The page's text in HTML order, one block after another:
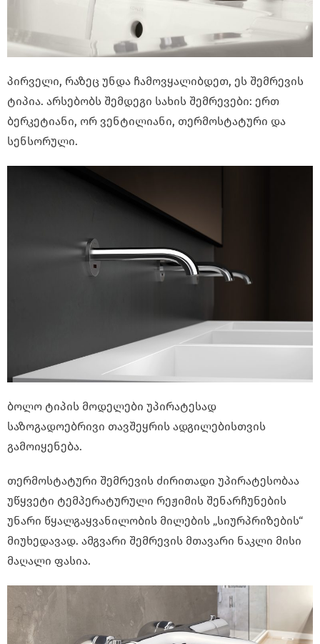
პირველი, რაზეც უნდა ჩამოვყალიბდეთ, ეს შემრევის
ტიპია. არსებობს შემდეგი სახის შემრევები: ერთ
ბერკეტიანი, ორ ვენტილიანი, თერმოსტატური და
სენსორული.
ბოლო ტიპის მოდელები უპირატესად
საზოგადოებრივი თავშეყრის ადგილებისთვის
გამოიყენება.
თერმოსტატური შემრევის ძირითადი უპირატესობაა
უწყვეტი ტემპერატურული რეჟიმის შენარჩუნების
უნარი წყალგაყვანილობის მილების „სიურპრიზების“
მიუხედავად. ამგვარი შემრევის მთავარი ნაკლი მისი
მაღალი ფასია.